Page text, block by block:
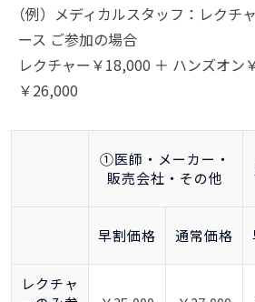
（例） メディカルスタッフ：レクチ
ース ご参加の場合
レクチャー￥18,000 ＋ ハンズオン
￥26,000
①医師・メーカー・
販売会社・その他
早割価格 通常価格
レクチャ